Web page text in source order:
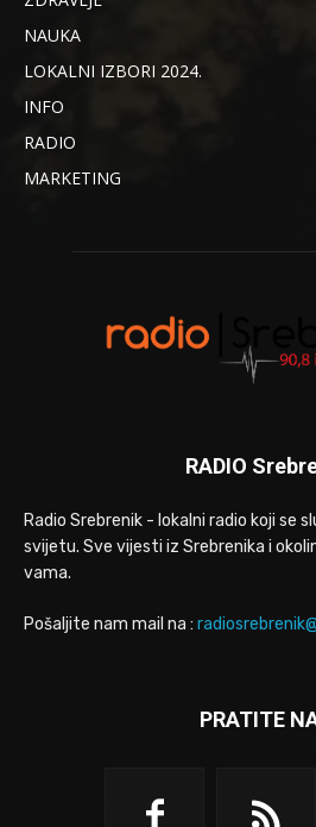
NAUKA
LOKALNI IZBORI 2024.
INFO
RADIO
MARKETING
RADIO
Radio Srebrenik - lokalni radio koji se
svijetu. Sve vijesti iz Srebrenika i
vama.
Pošaljite nam mail na :
PRATITE